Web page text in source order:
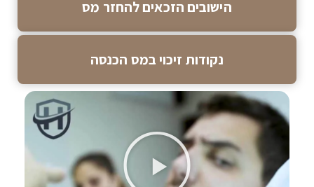
הישובים הזכאים להחזר מס
נקודות זיכוי במס הכנסה